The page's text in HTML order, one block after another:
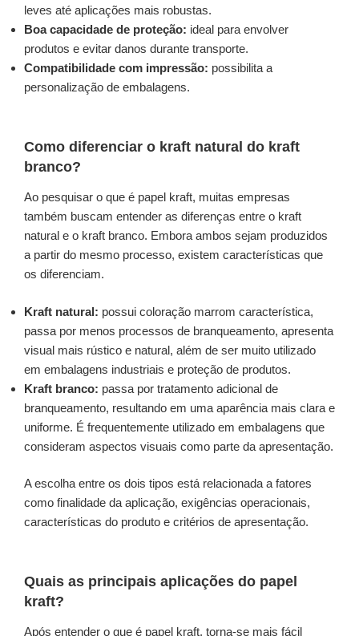
leves até aplicações mais robustas.
Boa capacidade de proteção: ideal para envolver
produtos e evitar danos durante transporte.
Compatibilidade com impressão: possibilita a
personalização de embalagens.
Como diferenciar o kraft natural do kraft
branco?
Ao pesquisar o que é papel kraft, muitas empresas
também buscam entender as diferenças entre o kraft
natural e o kraft branco. Embora ambos sejam produzidos
a partir do mesmo processo, existem características que
os diferenciam.
Kraft natural: possui coloração marrom característica,
passa por menos processos de branqueamento, apresenta
visual mais rústico e natural, além de ser muito utilizado
em embalagens industriais e proteção de produtos.
Kraft branco: passa por tratamento adicional de
branqueamento, resultando em uma aparência mais clara e
uniforme. É frequentemente utilizado em embalagens que
consideram aspectos visuais como parte da apresentação.
A escolha entre os dois tipos está relacionada a fatores
como finalidade da aplicação, exigências operacionais,
características do produto e critérios de apresentação.
Quais as principais aplicações do papel
kraft?
Após entender o que é papel kraft, torna-se mais fácil